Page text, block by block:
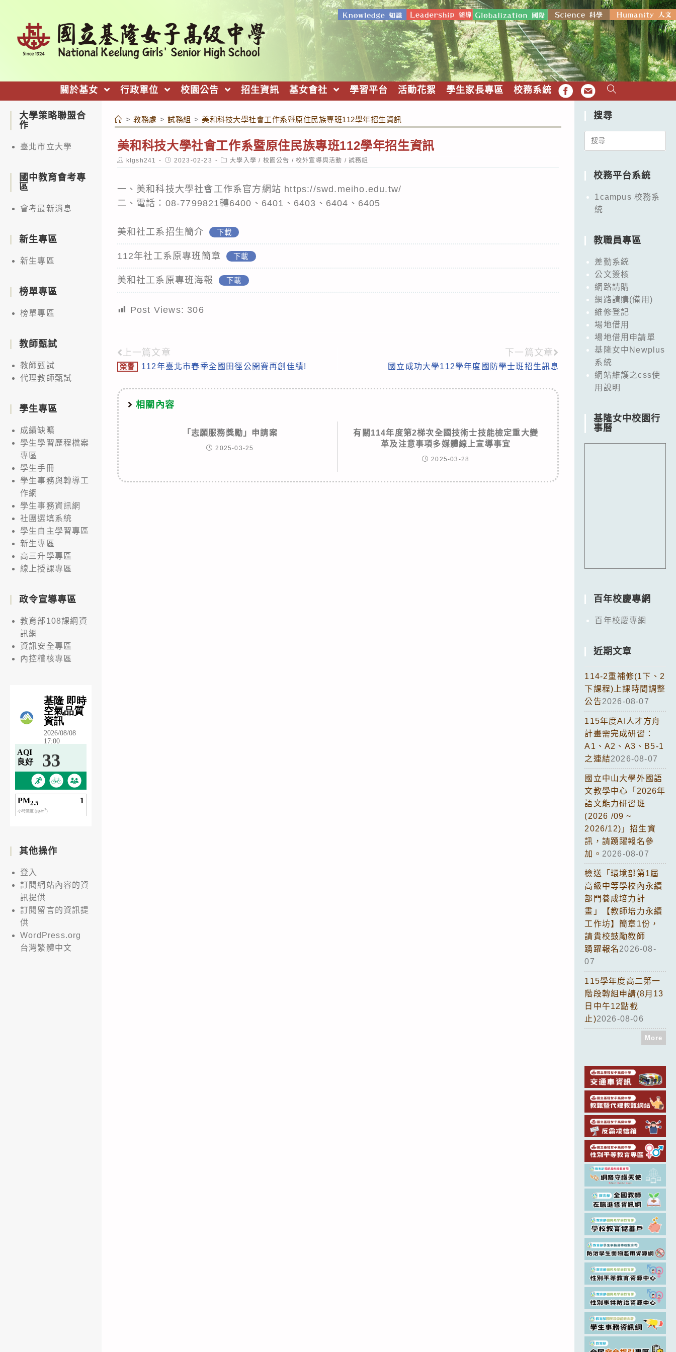
關於基女 行政單位 校園公告 招生資訊 基女會社 學習平台 活動花絮 學生家長專區 校務系統 FB EMAIL
> 教務處 > 試務組 > 美和科技大學社會工作系暨原住民族專班112學年招生資訊
美和科技大學社會工作系暨原住民族專班112學年招生資訊
Post
author:
klgsh241
Post
published:
2023-02-23
Post
category:
大學入學 / 校園公告 / 校外宣導與活動 / 試務組
一、美和科技大學社會工作系官方網站 https://swd.meiho.edu.tw/
二、電話：08-7799821轉6400、6401、6403、6404、6405
美和社工系招生簡介 下載
112年社工系原專班簡章 下載
美和社工系原專班海報 下載
Post Views: 306
Read
more
articles
上一篇文章
榮譽 112年臺北市春季全國田徑公開賽再創佳績!
下一篇文章
國立成功大學112學年度國防學士班招生訊息
相關內容
「志願服務獎勵」申請案
2025-03-25
有關114年度第2梯次全國技術士技能檢定重大變
革及注意事項多媒體線上宣導事宜
2025-03-28
大學策略聯盟合
作
臺北市立大學
國中教育會考專
區
會考最新消息
新生專區
新生專區
榜單專區
榜單專區
教師甄試
教師甄試
代理教師甄試
學生專區
成績缺曠
學生學習歷程檔案
專區
學生手冊
學生事務與轉導工
作網
學生事務資訊網
社團選填系統
學生自主學習專區
新生專區
高三升學專區
線上授課專區
政令宣導專區
教育部108課綱資
訊網
資訊安全專區
內控稽核專區
其他操作
登入
訂閱網站內容的資
訊提供
訂閱留言的資訊提
供
WordPress.org
台灣繁體中文
搜尋
Search
校務平台系統
1campus 校務系
統
教職員專區
差勤系統
公文簽核
網路請購
網路請購(備用)
維修登記
場地借用
場地借用申請單
基隆女中Newplus
系統
網站維護之css使
用說明
基隆女中校園行
事曆
百年校慶專網
百年校慶專網
近期文章
114-2重補修(1下、2
下課程)上課時間調整
公告2026-08-07
115年度AI人才方舟
計畫需完成研習：
A1、A2、A3、B5-1
之連結2026-08-07
國立中山大學外國語
文教學中心「2026年
語文能力研習班
(2026 /09 ~
2026/12)」招生資
訊，請踴躍報名參
加。 2026-08-07
檢送「環境部第1屆
高級中等學校內永續
部門養成培力計
畫」【教師培力永續
工作坊】簡章1份，
請貴校鼓勵教師
踴躍報名2026-08-
07
115學年度高二第一
階段轉組申請(8月13
日中午12點截
止)2026-08-06
More